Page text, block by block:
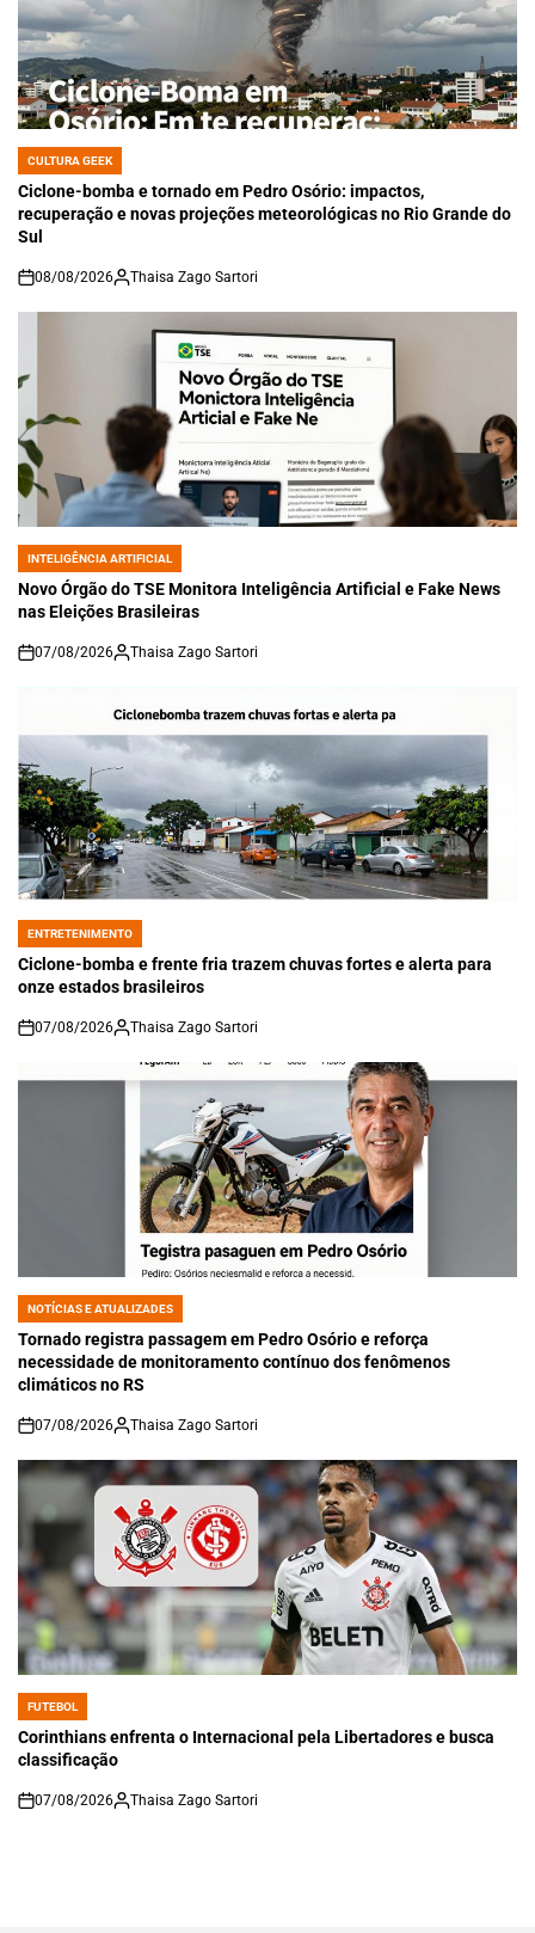
POSTED
IN
CULTURA GEEK
Ciclone-bomba e tornado em Pedro Osório: impactos,
recuperação e novas projeções meteorológicas no Rio Grande do
Sul
on
08/08/2026 Thaisa Zago Sartori
POSTED
IN
INTELIGÊNCIA ARTIFICIAL
Novo Órgão do TSE Monitora Inteligência Artificial e Fake News
nas Eleições Brasileiras
on
07/08/2026 Thaisa Zago Sartori
POSTED
IN
ENTRETENIMENTO
Ciclone-bomba e frente fria trazem chuvas fortes e alerta para
onze estados brasileiros
on
07/08/2026 Thaisa Zago Sartori
POSTED
IN
NOTÍCIAS E ATUALIZADES
Tornado registra passagem em Pedro Osório e reforça
necessidade de monitoramento contínuo dos fenômenos
climáticos no RS
on
07/08/2026 Thaisa Zago Sartori
POSTED
IN
FUTEBOL
Corinthians enfrenta o Internacional pela Libertadores e busca
classificação
on
07/08/2026 Thaisa Zago Sartori